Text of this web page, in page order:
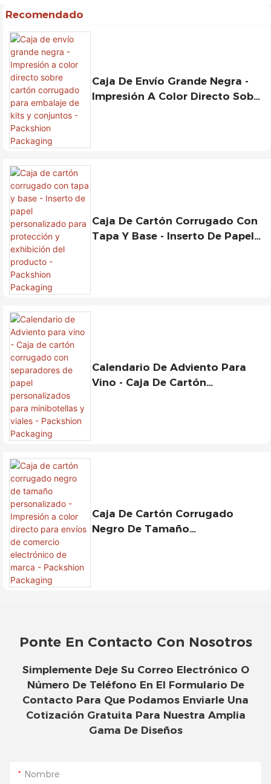
Recomendado
Caja De Envío Grande Negra -
Impresión A Color Directo Sobre
Caja De Cartón Corrugado Con
Tapa Y Base - Inserto De Papel
Calendario De Adviento Para
Vino - Caja De Cartón
Caja De Cartón Corrugado
Negro De Tamaño
Ponte En Contacto Con Nosotros
Simplemente Deje Su Correo Electrónico O
Número De Teléfono En El Formulario De
Contacto Para Que Podamos Enviarle Una
Cotización Gratuita Para Nuestra Amplia
Gama De Diseños
Nombre